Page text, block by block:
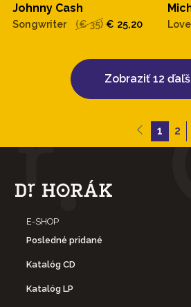
Johnny Cash
Songwriter (€ 35) € 25,20
Zobraziť 12
1 2
E-SHOP
Posledné pridané
Katalóg CD
Katalóg LP